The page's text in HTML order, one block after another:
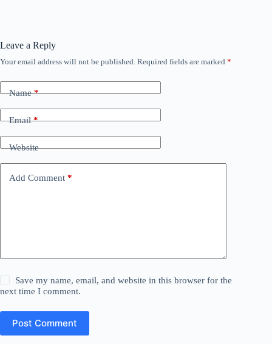
Leave a Reply
Your email address will not be published. Required fields are marked *
Name*
Email*
Website
Add Comment *
Save my name, email, and website in this browser for the
next time I comment.
Post Comment